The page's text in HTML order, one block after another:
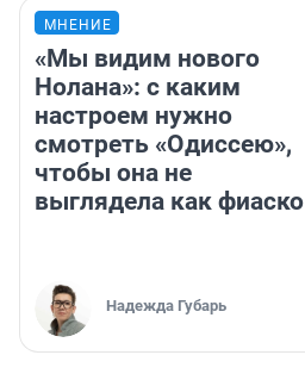
МНЕНИЕ
«Мы видим нового
Нолана»: с каким
настроем нужно
смотреть «Одиссею»,
чтобы она не
выглядела как фиаско
Надежда Губарь